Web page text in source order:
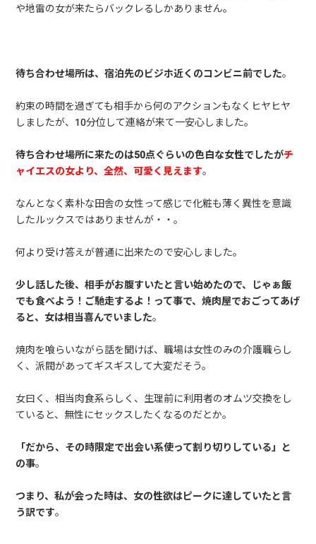
や地雷の女が来たらバックレるしかありません。
待ち合わせ場所は、宿泊先のビジホ近くのコンビニ前でした。
約束の時間を過ぎても相手から何のアクションもなくヒヤヒヤ
しましたが、10分位して連絡が来て一安心しました。
待ち合わせ場所に来たのは50点ぐらいの色白な女性でしたがチ
ャイエスの女より、全然、可愛く見えます。
なんとなく素朴な田舎の女性って感じで化粧も薄く異性を意識
したルックスではありませんが・・。
何より受け答えが普通に出来たので安心しました。
少し話した後、相手がお腹すいたと言い始めたので、じゃぁ飯
でも食べよう！ご馳走するよ！って事で、焼肉屋でおごってあげ
ると、女は相当喜んでいました。
焼肉を喰らいながら話を聞けば、職場は女性のみの介護職らし
く、派閥があってギスギスして大変だそう。
女曰く、相当肉食系らしく、生理前に利用者のオムツ交換をし
ていると、無性にセックスしたくなるのだとか。
「だから、その時限定で出会い系使って割り切りしている」と
の事。
つまり、私が会った時は、女の性欲はピークに達していたと言
う訳です。